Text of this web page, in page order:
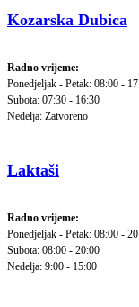
Kozarska Dubica
Radno vrijeme:
Ponedjeljak - Petak: 08:00 -
Subota: 07:30 - 16:30
Nedelja: Zatvoreno
Laktaši
Radno vrijeme:
Ponedjeljak - Petak: 08:00 -
Subota: 08:00 - 20:00
Nedelja: 9:00 - 15:00